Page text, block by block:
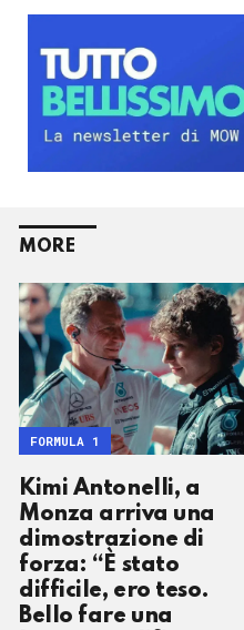
MORE
Kimi Antonelli, a
Monza arriva una
dimostrazione di
forza: “È stato
difficile, ero teso.
Bello fare una
FORMULA 1